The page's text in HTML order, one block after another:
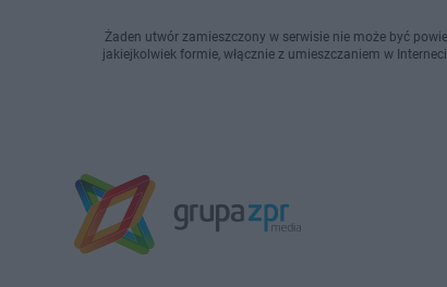
Żaden utwór zamieszczony w serwisie nie może być
jakiejkolwiek formie, włącznie z umieszczaniem w